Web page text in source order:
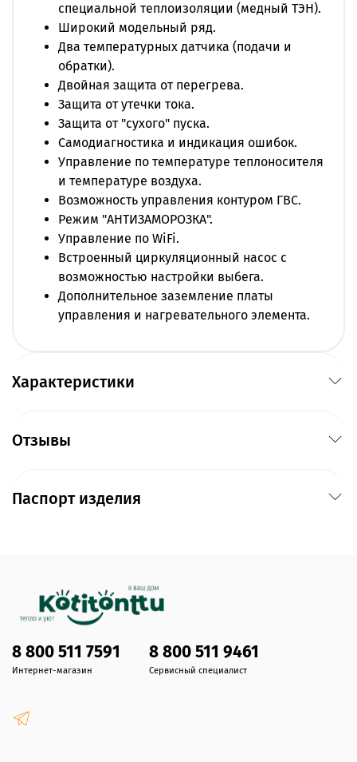
специальной теплоизоляции (медный ТЭН).
Широкий модельный ряд.
Два температурных датчика (подачи и
обратки).
Двойная защита от перегрева.
Защита от утечки тока.
Защита от "сухого" пуска.
Самодиагностика и индикация ошибок.
Управление по температуре теплоносителя
и температуре воздуха.
Возможность управления контуром ГВС.
Режим "АНТИЗАМОРОЗКА".
Управление по WiFi.
Встроенный циркуляционный насос с
возможностью настройки выбега.
Дополнительное заземление платы
управления и нагревательного элемента.
Характеристики
Отзывы
Паспорт изделия
8 800 511 7591
Интернет-магазин
8 800 511 9461
Сервисный специалист